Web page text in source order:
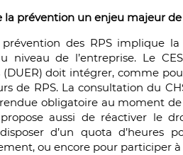
prévention un enjeu majeur
des RPS implique la
niveau de l’entreprise. Le
(DUER) doit intégrer, comme
de RPS. La consultation du
obligatoire au moment
aussi de réactiver le
d’un quota d’heures
ou encore pour participer à